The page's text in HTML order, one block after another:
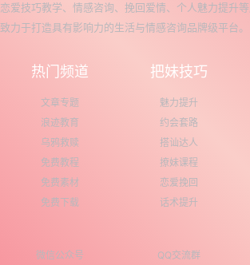
恋爱技巧教学、情感咨询、挽回爱情、个人魅力提升
致力于打造具有影响力的生活与情感咨询品牌级平台。
热门频道
文章专题
浪迹教育
乌鸦救赎
免费教程
免费素材
免费下载
把妹技巧
魅力提升
约会套路
搭讪达人
撩妹课程
恋爱挽回
话术提升
微信公众号 QQ交流群